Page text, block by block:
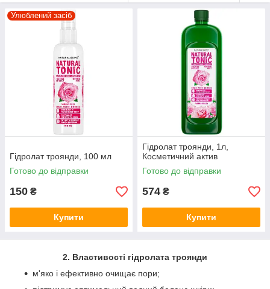
Переваги нашої продукції
1. Опис гідролата троянди
Серед лінійки водних екстрактів гідролат троянди є одним з
найбільш популярних косметичних засобів і володіє схожими
характеристиками з витяжками лаванди і іланг-ілангу.
Отриманий методом парової дистиляції рожевих пелюсток
натуральний тонік володіє приємним квітковим запахом,
містить в складі корисні мікроелементи і невелику частину
ефірних масел. Цей продукт також використовують для
приготування туалетних вод разом з іншими ароматичними
компонентами.
Улюблений засіб
Гідролат троянди, 100 мл
Готово до відправки
150 ₴
Купити
Гідролат троянди, 1л,
Косметичний актив
Готово до відправки
574 ₴
Купити
2. Властивості гідролата троянди
м'яко і ефективно очищає пори;